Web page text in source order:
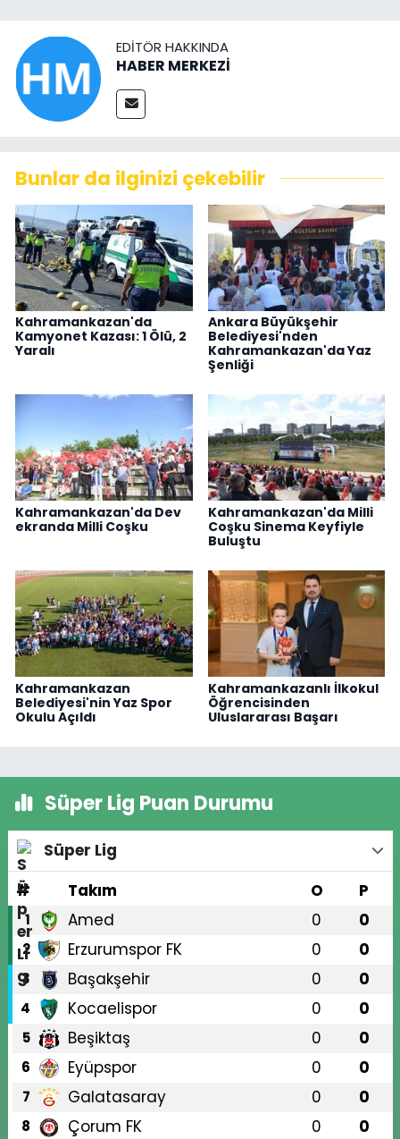
EDITÖR HAKKINDA
HABER MERKEZİ
Bunlar da ilginizi çekebilir
Kahramankazan'da
Kamyonet Kazası: 1 Ölü, 2
Yaralı
Ankara Büyükşehir
Belediyesi'nden
Kahramankazan'da Yaz
Şenliği
Kahramankazan'da Dev
ekranda Milli Coşku
Kahramankazan'da Milli
Coşku Sinema Keyfiyle
Buluştu
Kahramankazan
Belediyesi'nin Yaz Spor
Okulu Açıldı
Kahramankazanlı İlkokul
Öğrencisinden
Uluslararası Başarı
Süper Lig Puan Durumu
Süper Lig
#
Takım O P
1 Amed 0 0
2 Erzurumspor FK 0 0
3 Başakşehir 0 0
4 Kocaelispor 0 0
5 Beşiktaş 0 0
6 Eyüpspor 0 0
7 Galatasaray 0 0
8 Çorum FK 0 0